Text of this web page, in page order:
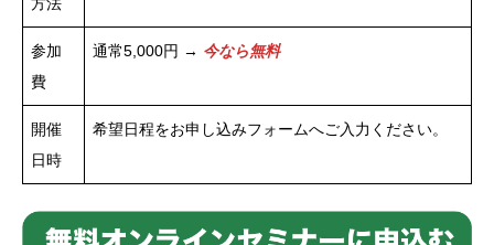
参加
費
通常5,000円 → 今なら無料
開催
日時
希望日程をお申し込みフォームへご入力ください。